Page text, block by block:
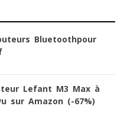
Bluetoothpour
Lefant M3 Max à
sur Amazon (-67%)